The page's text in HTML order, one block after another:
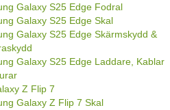
Galaxy S25 Edge Fodral
Galaxy S25 Edge Skal
Galaxy S25 Edge Skärmskydd &
Galaxy S25 Edge Laddare, Kablar
Z Flip 7
Galaxy Z Flip 7 Skal